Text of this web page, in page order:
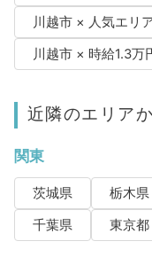
川越市 × 人気エリ
川越市 × 時給1.3万
近隣のエリア
関東
茨城県 栃木県
千葉県
東京都